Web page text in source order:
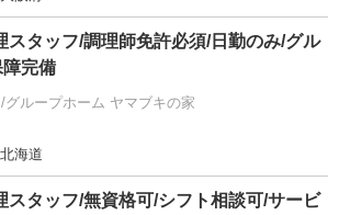
スタッフ/調理師免許必須/日勤のみ/グル
完備
ループホーム ヤマブキの家
海道
スタッフ/無資格可/シフト相談可/サービ